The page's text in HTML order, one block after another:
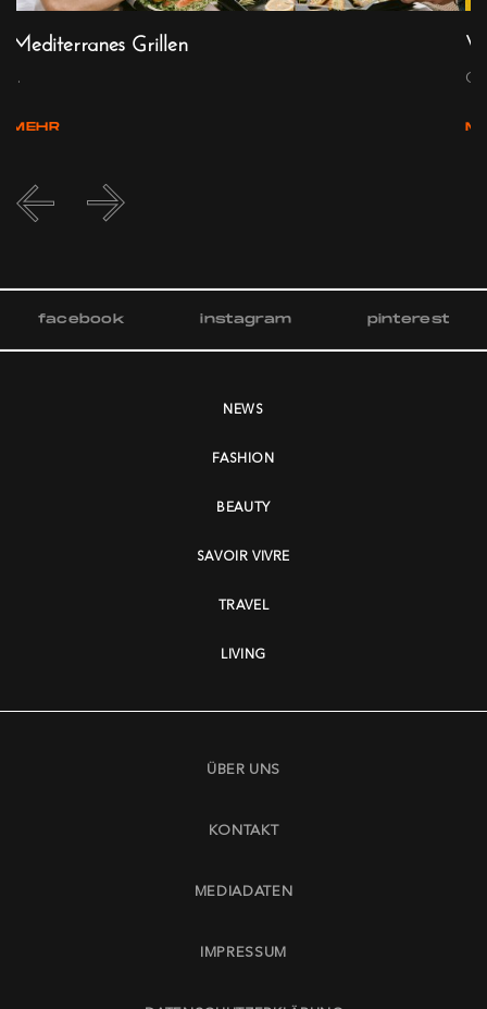
Mediterranes Grillen
...
MEHR
facebook instagram pinterest
NEWS
FASHION
BEAUTY
SAVOIR VIVRE
TRAVEL
LIVING
ÜBER UNS
KONTAKT
MEDIADATEN
IMPRESSUM